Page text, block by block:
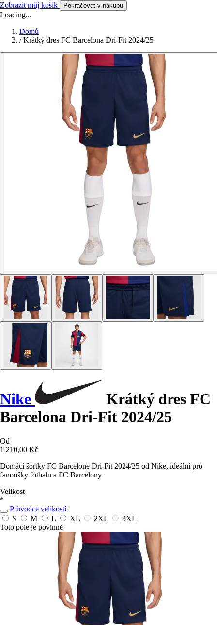
Zobrazit můj košík Pokračovat v nákupu
Loading...
Domů
/ Krátký dres FC Barcelona Dri-Fit 2024/25
Nike
Krátký dres FC
Barcelona Dri-Fit 2024/25
Od
1 210,00 Kč
Domácí šortky FC Barcelone Dri-Fit 2024/25 od Nike, ideální pro
fanoušky fotbalu a FC Barcelony.
Velikost
*
Průvodce velikostí
S
M L XL 2XL
3XL
Toto pole je povinné